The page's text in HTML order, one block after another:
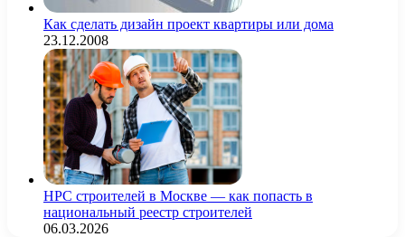
Как сделать дизайн проект квартиры или дома
23.12.2008
НРС строителей в Москве — как попасть в
национальный реестр строителей
06.03.2026